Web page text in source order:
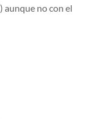
aunque no con el